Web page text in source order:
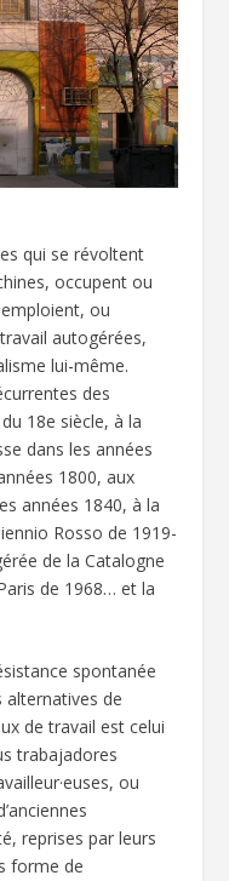
qui se révoltent
occupent ou
ou
autogérées,
lui-même.
des
18e siècle, à la
dans les années
1800, aux
années 1840, à la
Rosso de 1919-
de la Catalogne
de 1968… et la
spontanée
alternatives de
de travail est celui
trabajadores
ou
reprises par leurs
forme de